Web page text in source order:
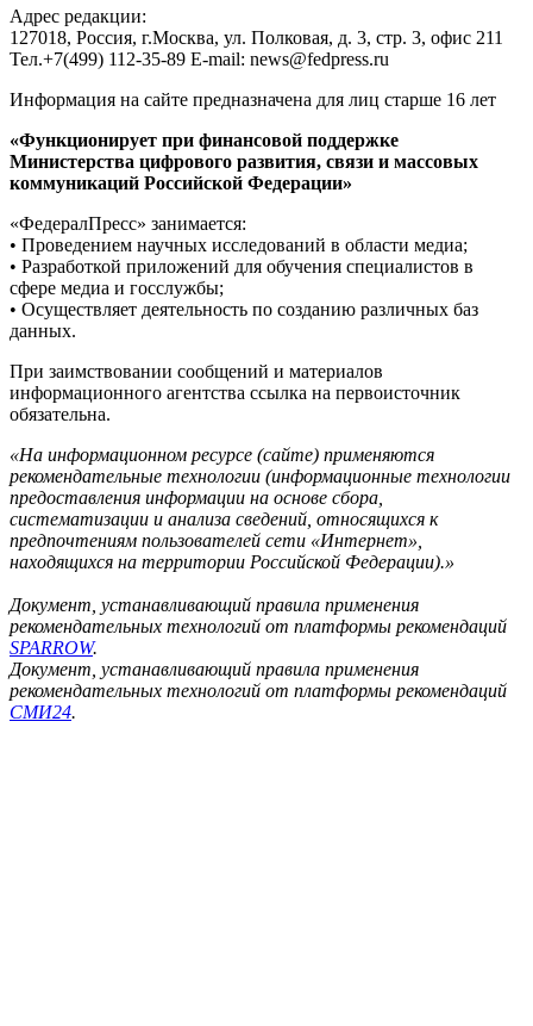
Адрес редакции:
127018, Россия, г.Москва, ул. Полковая, д. 3, стр. 3, офис 211
Тел.+7(499) 112-35-89 E-mail: news@fedpress.ru
Информация на сайте предназначена для лиц старше 16 лет
«Функционирует при финансовой поддержке
Министерства цифрового развития, связи и массовых
коммуникаций Российской Федерации»
«ФедералПресс» занимается:
• Проведением научных исследований в области медиа;
• Разработкой приложений для обучения специалистов в
сфере медиа и госслужбы;
• Осуществляет деятельность по созданию различных баз
данных.
При заимствовании сообщений и материалов
информационного агентства ссылка на первоисточник
обязательна.
«На информационном ресурсе (сайте) применяются
рекомендательные технологии (информационные технологии
предоставления информации на основе сбора,
систематизации и анализа сведений, относящихся к
предпочтениям пользователей сети «Интернет»,
находящихся на территории Российской Федерации).»
Документ, устанавливающий правила применения
рекомендательных технологий от платформы рекомендаций
SPARROW.
Документ, устанавливающий правила применения
рекомендательных технологий от платформы рекомендаций
СМИ24.